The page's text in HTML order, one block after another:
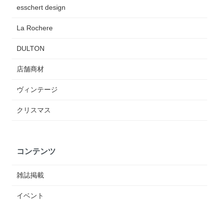
esschert design
La Rochere
DULTON
店舗商材
ヴィンテージ
クリスマス
コンテンツ
雑誌掲載
イベント